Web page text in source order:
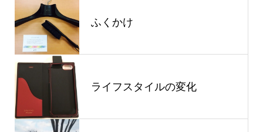
ふくかけ
ライフスタイルの変化